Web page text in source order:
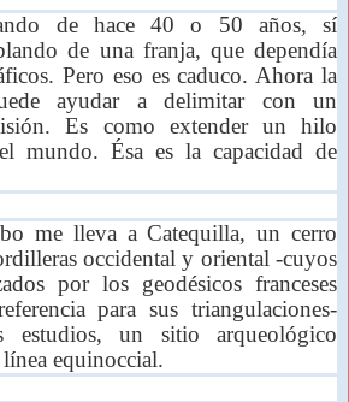
de hace 40 o 50 años, sí
de una franja, que dependía
Pero eso es caduco. Ahora la
ayudar a delimitar con un
Es como extender un hilo
mundo. Ésa es la capacidad de
me lleva a Catequilla, un cerro
occidental y oriental -cuyos
por los geodésicos franceses
para sus triangulaciones-
estudios, un sitio arqueológico
equinoccial.